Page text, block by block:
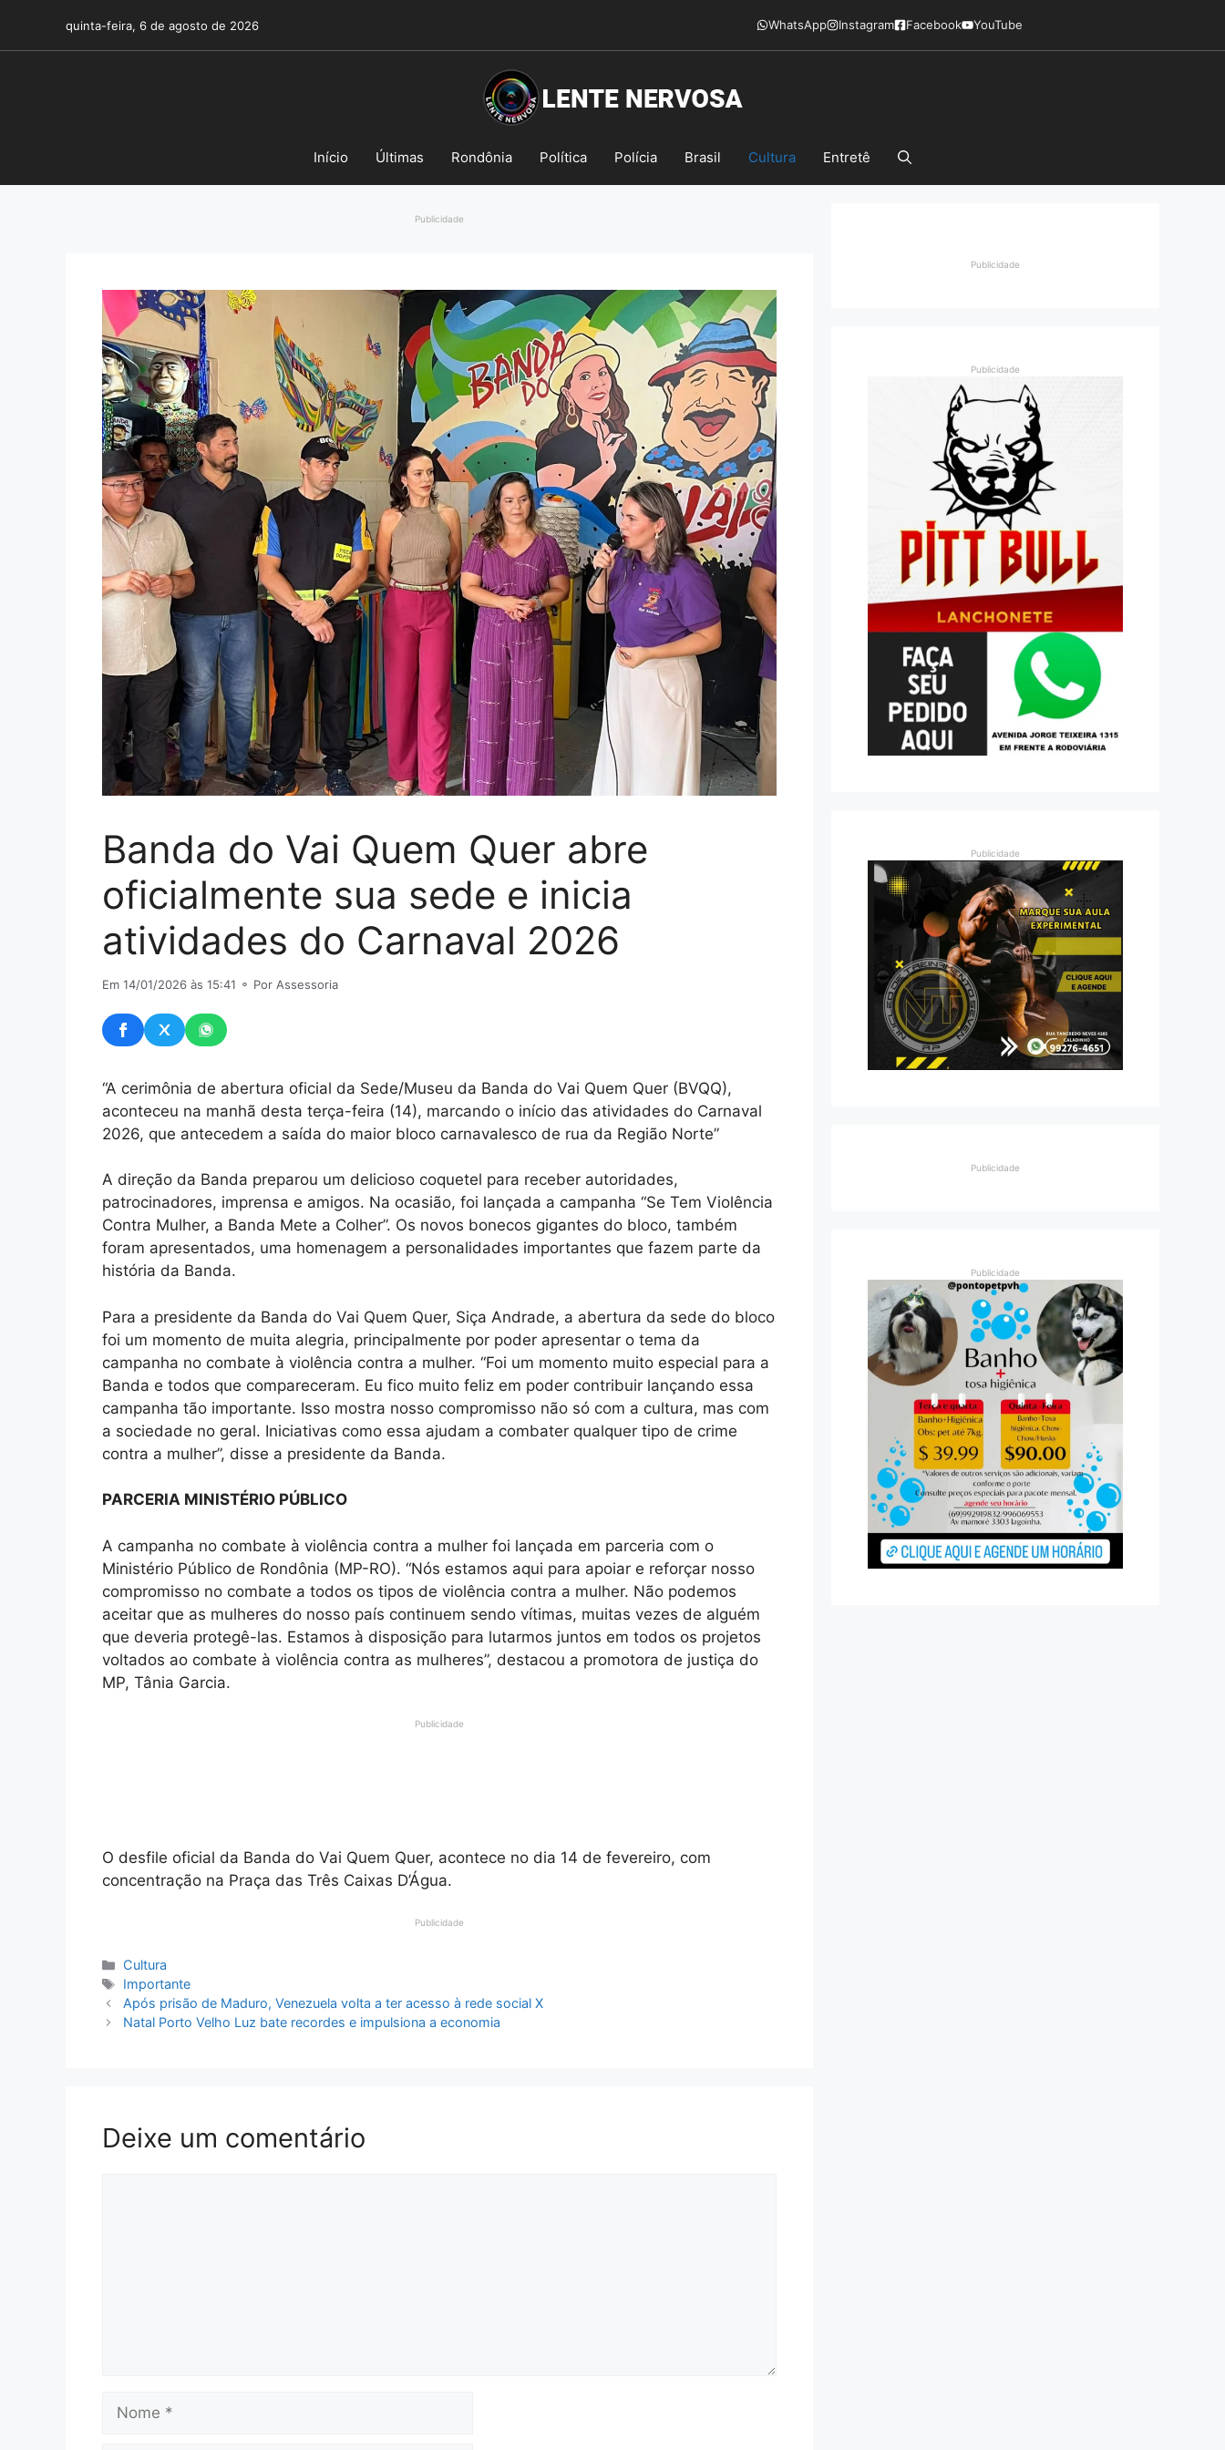
o
quinta-feira, 6 de agosto de 2026 WhatsApp Instagram Facebook YouTube
Início Últimas Rondônia Política Polícia Brasil Cultura Entretê
Publicidade
Banda do Vai Quem Quer abre
oficialmente sua sede e inicia
atividades do Carnaval 2026
Em 14/01/2026 às 15:41 ⚬ Por Assessoria
“A cerimônia de abertura oficial da Sede/Museu da Banda do Vai Quem Quer (BVQQ),
aconteceu na manhã desta terça-feira (14), marcando o início das atividades do Carnaval
2026, que antecedem a saída do maior bloco carnavalesco de rua da Região Norte”
A direção da Banda preparou um delicioso coquetel para receber autoridades,
patrocinadores, imprensa e amigos. Na ocasião, foi lançada a campanha “Se Tem Violência
Contra Mulher, a Banda Mete a Colher”. Os novos bonecos gigantes do bloco, também
foram apresentados, uma homenagem a personalidades importantes que fazem parte da
história da Banda.
Para a presidente da Banda do Vai Quem Quer, Siça Andrade, a abertura da sede do bloco
foi um momento de muita alegria, principalmente por poder apresentar o tema da
campanha no combate à violência contra a mulher. “Foi um momento muito especial para a
Banda e todos que compareceram. Eu fico muito feliz em poder contribuir lançando essa
campanha tão importante. Isso mostra nosso compromisso não só com a cultura, mas com
a sociedade no geral. Iniciativas como essa ajudam a combater qualquer tipo de crime
contra a mulher”, disse a presidente da Banda.
PARCERIA MINISTÉRIO PÚBLICO
A campanha no combate à violência contra a mulher foi lançada em parceria com o
Ministério Público de Rondônia (MP-RO). “Nós estamos aqui para apoiar e reforçar nosso
compromisso no combate a todos os tipos de violência contra a mulher. Não podemos
aceitar que as mulheres do nosso país continuem sendo vítimas, muitas vezes de alguém
que deveria protegê-las. Estamos à disposição para lutarmos juntos em todos os projetos
voltados ao combate à violência contra as mulheres”, destacou a promotora de justiça do
MP, Tânia Garcia.
Publicidade
O desfile oficial da Banda do Vai Quem Quer, acontece no dia 14 de fevereiro, com
concentração na Praça das Três Caixas D’Água.
Publicidade
Categorias
Cultura
Tags
Importante
Após prisão de Maduro, Venezuela volta a ter acesso à rede social X
Natal Porto Velho Luz bate recordes e impulsiona a economia
Deixe um comentário
Nome
Publicidade
Publicidade
Publicidade
Publicidade
Publicidade